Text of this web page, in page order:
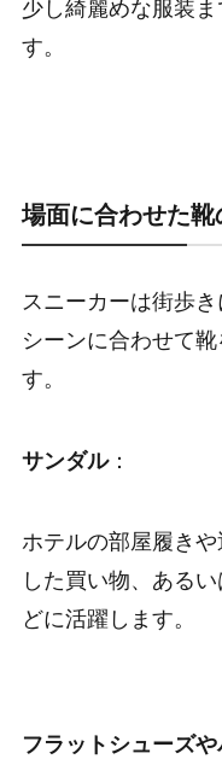
少し綺麗めな服装
す。
場面に合わせた
スニーカーは街歩
シーンに合わせて
す。
サンダル：
ホテルの部屋履き
した買い物、ある
どに活躍します。
フラットシューズ